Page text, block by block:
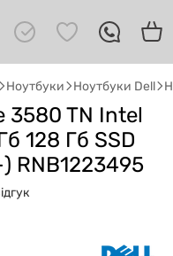
Ноутбуки Ноутбуки Dell
3580 TN Intel
128 Гб SSD
RNB1223495
техніку.